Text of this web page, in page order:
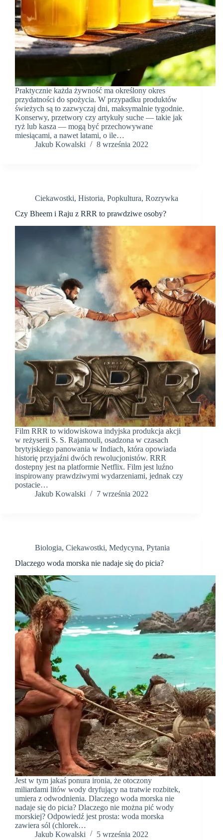
Praktycznie każda żywność ma określony okres
przydatności do spożycia. W przypadku produktów
świeżych są to zazwyczaj dni, maksymalnie tygodnie.
Konserwy, przetwory czy artykuły suche — takie jak
ryż lub kasza — mogą być przechowywane
miesiącami, a nawet latami, o ile…
Jakub Kowalski
8 września 2022
Ciekawostki, Historia, Popkultura, Rozrywka
Czy Bheem i Raju z RRR to prawdziwe osoby?
Film RRR to widowiskowa indyjska produkcja akcji
w reżyserii S. S. Rajamouli, osadzona w czasach
brytyjskiego panowania w Indiach, która opowiada
historię przyjaźni dwóch rewolucjonistów. RRR
dostepny jest na platformie Netflix. Film jest luźno
inspirowany prawdziwymi wydarzeniami, jednak czy
postacie…
Jakub Kowalski
7 września 2022
Biologia, Ciekawostki, Medycyna, Pytania
Dlaczego woda morska nie nadaje się do picia?
Jest w tym jakaś ponura ironia, że otoczony
miliardami litów wody dryfujący na tratwie rozbitek,
umiera z odwodnienia. Dlaczego woda morska nie
nadaje się do picia? Dlaczego nie można pić wody
morskiej? Odpowiedź jest prosta: woda morska
zawiera sól (chlorek…
Jakub Kowalski
5 września 2022